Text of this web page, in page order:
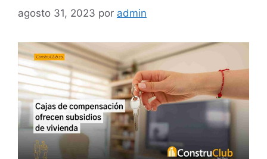
agosto 31, 2023 por admin